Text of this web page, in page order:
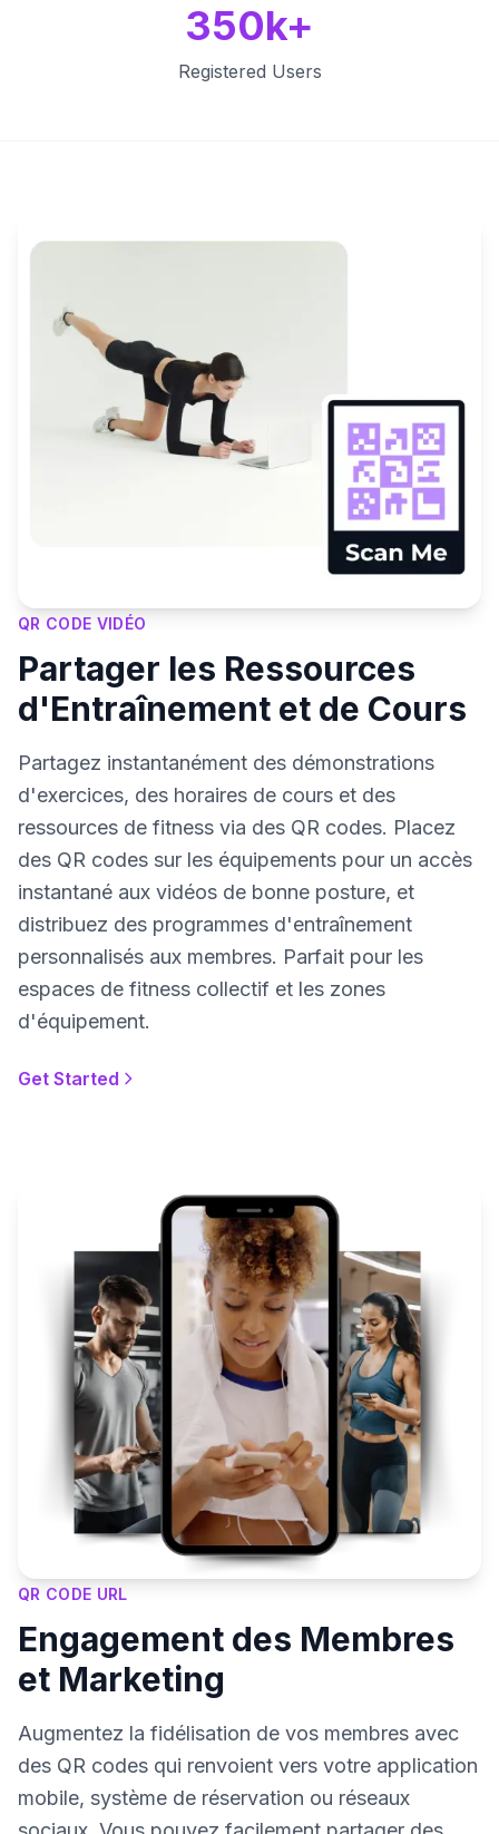
350k+
Registered Users
QR CODE VIDÉO
Partager les Ressources
d'Entraînement et de Cours
Partagez instantanément des démonstrations
d'exercices, des horaires de cours et des
ressources de fitness via des QR codes. Placez
des QR codes sur les équipements pour un accès
instantané aux vidéos de bonne posture, et
distribuez des programmes d'entraînement
personnalisés aux membres. Parfait pour les
espaces de fitness collectif et les zones
d'équipement.
Get Started
QR CODE URL
Engagement des Membres
et Marketing
Augmentez la fidélisation de vos membres avec
des QR codes qui renvoient vers votre application
mobile, système de réservation ou réseaux